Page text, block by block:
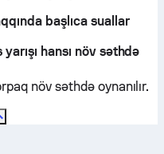
başlıca suallar
hansı növ səthdə
növ səthdə oynanılır.